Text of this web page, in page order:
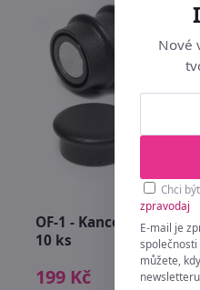
OF-1 - Kancelářské
10 ks
199 Kč
Nové
Chci
zpravodaj
E-mail je
společnosti
můžete,